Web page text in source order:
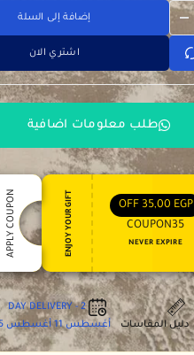
إضافة إلى السلة
اشتري الان
طلب معلومات اضافية
ENJOY YOUR GIFT 35,00 EGP
OFF
COUPON35
NEVER EXPIRE
APPLY COUPON
دليل المقاسات
2 - DAY DELIVERY
أغسطس 11
أغسطس 15